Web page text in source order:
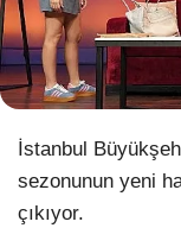
İstanbul
sezonunun yeni
çıkıyor.